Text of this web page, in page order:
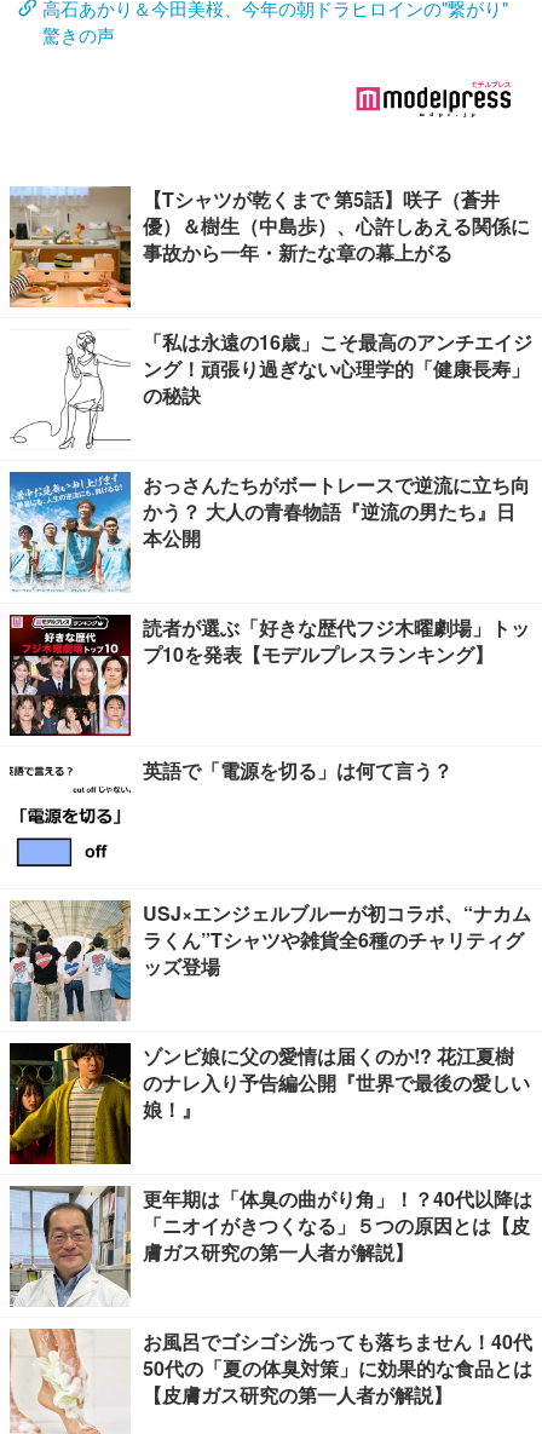
高石あかり＆今田美桜、今年の朝ドラヒロインの"繋がり"
驚きの声
【Tシャツが乾くまで 第5話】咲子（蒼井
優）＆樹生（中島歩）、心許しあえる関係に
事故から一年・新たな章の幕上がる
「私は永遠の16歳」こそ最高のアンチエイジ
ング！頑張り過ぎない心理学的「健康長寿」
の秘訣
おっさんたちがボートレースで逆流に立ち向
かう？ 大人の青春物語『逆流の男たち』日
本公開
読者が選ぶ「好きな歴代フジ木曜劇場」トッ
プ10を発表【モデルプレスランキング】
英語で「電源を切る」は何て言う？
USJ×エンジェルブルーが初コラボ、“ナカム
ラくん”Tシャツや雑貨全6種のチャリティグ
ッズ登場
ゾンビ娘に父の愛情は届くのか!? 花江夏樹
のナレ入り予告編公開『世界で最後の愛しい
娘！』
更年期は「体臭の曲がり角」！？40代以降は
「ニオイがきつくなる」５つの原因とは【皮
膚ガス研究の第一人者が解説】
お風呂でゴシゴシ洗っても落ちません！40代
50代の「夏の体臭対策」に効果的な食品とは
【皮膚ガス研究の第一人者が解説】